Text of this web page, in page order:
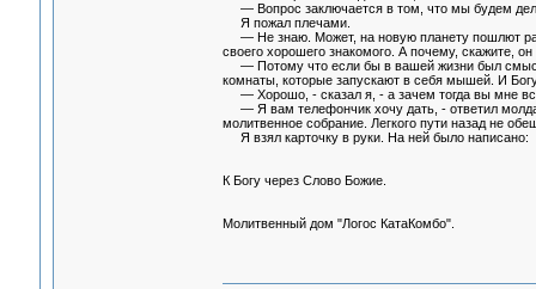
— Вопрос заключается в том, что мы будем
Я пожал плечами.
— Не знаю. Может, на новую планету пошлют
своего хорошего знакомого. А почему, скажите,
— Потому что если бы в вашей жизни был
комнаты, которые запускают в себя мышей. И
— Хорошо, - сказал я, - а зачем тогда вы мне
— Я вам телефончик хочу дать, - ответил
молитвенное собрание. Легкого пути назад не
Я взял карточку в руки. На ней было написано:
К Богу через Слово Божие.
Молитвенный дом "Логос КатаКомбо".